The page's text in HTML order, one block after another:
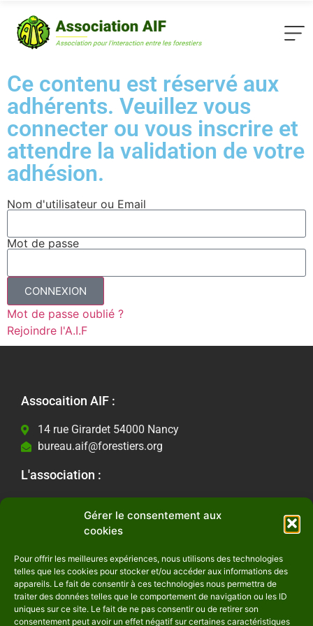
Gérer le consentement aux
cookies
Pour offrir les meilleures expériences, nous utilisons des technologies
telles que les cookies pour stocker et/ou accéder aux informations des
appareils. Le fait de consentir à ces technologies nous permettra de
traiter des données telles que le comportement de navigation ou les ID
uniques sur ce site. Le fait de ne pas consentir ou de retirer son
consentement peut avoir un effet négatif sur certaines caractéristiques
Ce contenu est réservé aux
adhérents. Veuillez vous
connecter ou vous inscrire et
attendre la validation de votre
adhésion.
Nom d'utilisateur ou Email
Mot de passe
CONNEXION
Mot de passe oublié ?
Rejoindre l'A.I.F
Assocaition AIF :
14 rue Girardet 54000 Nancy
bureau.aif@forestiers.org
L'association :
Contactez-nous
Mentions Légales
Politique de confidentialité